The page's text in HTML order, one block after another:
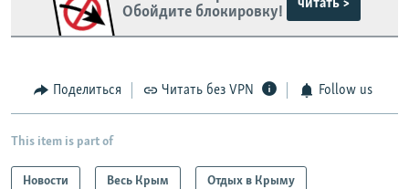
Обойдите блокировку!
читать >
Поделиться Читать без VPN Follow us
This item is part of
Новости Весь Крым Отдых в Крыму